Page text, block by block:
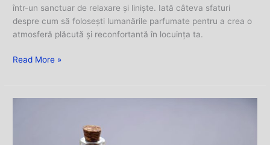
într-un sanctuar de relaxare și liniște. Iată câteva sfaturi
despre cum să folosești lumanările parfumate pentru a crea o
atmosferă plăcută și reconfortantă în locuința ta.
Read More »